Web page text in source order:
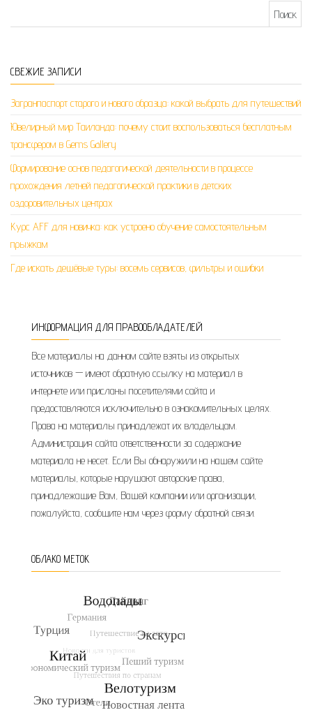
СВЕЖИЕ ЗАПИСИ
Загранпаспорт старого и нового образца: какой выбрать для путешествий
Ювелирный мир Таиланда: почему стоит воспользоваться бесплатным
трансфером в Gems Gallery
Формирование основ педагогической деятельности в процессе
прохождения летней педагогической практики в детских
оздоровительных центрах
Курс AFF для новичка: как устроено обучение самостоятельным
прыжкам
Где искать дешёвые туры: восемь сервисов, фильтры и ошибки
ИНФОРМАЦИЯ ДЛЯ ПРАВООБЛАДАТЕЛЕЙ
Все материалы на данном сайте взяты из открытых
источников — имеют обратную ссылку на материал в
интернете или присланы посетителями сайта и
предоставляются исключительно в ознакомительных целях.
Права на материалы принадлежат их владельцам.
Администрация сайта ответственности за содержание
материала не несет. Если Вы обнаружили на нашем сайте
материалы, которые нарушают авторские права,
принадлежащие Вам, Вашей компании или организации,
пожалуйста, сообщите нам через форму обратной связи.
ОБЛАКО МЕТОК